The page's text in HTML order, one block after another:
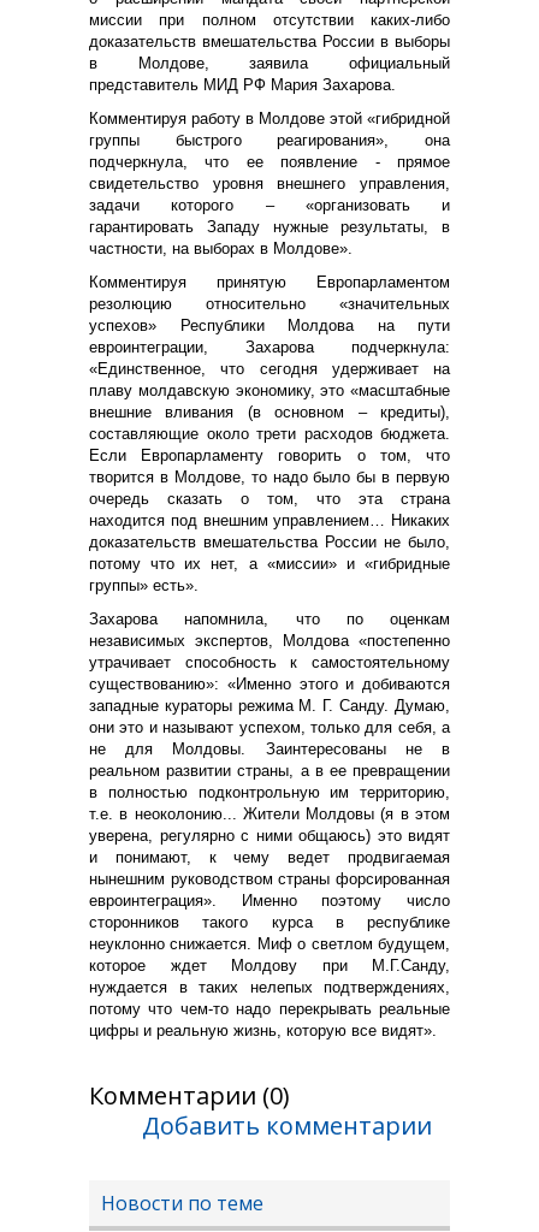
миссии при полном отсутствии каких-либо
доказательств вмешательства России в выборы
в Молдове, заявила официальный
представитель МИД РФ Мария Захарова.
Комментируя работу в Молдове этой «гибридной
группы быстрого реагирования», она
подчеркнула, что ее появление - прямое
свидетельство уровня внешнего управления,
задачи которого – «организовать и
гарантировать Западу нужные результаты, в
частности, на выборах в Молдове».
Комментируя принятую Европарламентом
резолюцию относительно «значительных
успехов» Республики Молдова на пути
евроинтеграции, Захарова подчеркнула:
«Единственное, что сегодня удерживает на
плаву молдавскую экономику, это «масштабные
внешние вливания (в основном – кредиты),
составляющие около трети расходов бюджета.
Если Европарламенту говорить о том, что
творится в Молдове, то надо было бы в первую
очередь сказать о том, что эта страна
находится под внешним управлением… Никаких
доказательств вмешательства России не было,
потому что их нет, а «миссии» и «гибридные
группы» есть».
Захарова напомнила, что по оценкам
независимых экспертов, Молдова «постепенно
утрачивает способность к самостоятельному
существованию»: «Именно этого и добиваются
западные кураторы режима М. Г. Санду. Думаю,
они это и называют успехом, только для себя, а
не для Молдовы. Заинтересованы не в
реальном развитии страны, а в ее превращении
в полностью подконтрольную им территорию,
т.е. в неоколонию... Жители Молдовы (я в этом
уверена, регулярно с ними общаюсь) это видят
и понимают, к чему ведет продвигаемая
нынешним руководством страны форсированная
евроинтеграция». Именно поэтому число
сторонников такого курса в республике
неуклонно снижается. Миф о светлом будущем,
которое ждет Молдову при М.Г.Санду,
нуждается в таких нелепых подтверждениях,
потому что чем-то надо перекрывать реальные
цифры и реальную жизнь, которую все видят».
Комментарии (0)
Добавить комментарии
Новости по теме